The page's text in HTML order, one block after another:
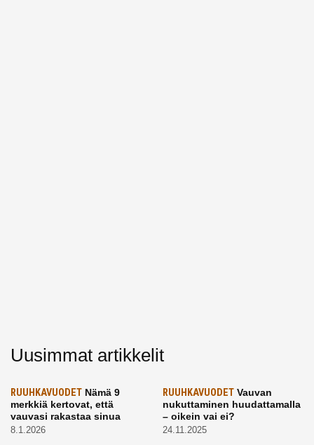
Uusimmat artikkelit
RUUHKAVUODET Nämä 9
merkkiä kertovat, että
vauvasi rakastaa sinua
8.1.2026
RUUHKAVUODETVauvan
nukuttaminen huudattamalla
– oikein vai ei?
24.11.2025